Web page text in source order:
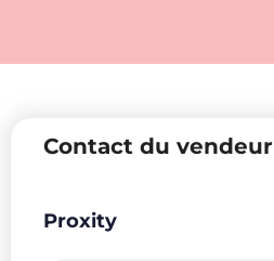
Contact du vendeur
Proxity